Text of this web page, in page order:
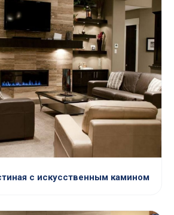
с искусственным камином